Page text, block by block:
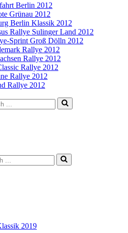
Berlin 2012
Grünau 2012
Berlin Klassik 2012
Rallye Sulinger Land 2012
Sprint Groß Dölln 2012
Rallye 2012
Rallye 2012
Rallye 2012
Rallye 2012
Rallye 2012
2019